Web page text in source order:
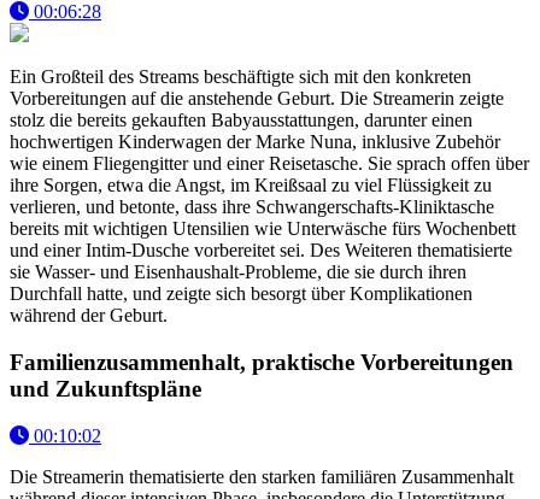
00:06:28
Ein Großteil des Streams beschäftigte sich mit den konkreten
Vorbereitungen auf die anstehende Geburt. Die Streamerin zeigte
stolz die bereits gekauften Babyausstattungen, darunter einen
hochwertigen Kinderwagen der Marke Nuna, inklusive Zubehör
wie einem Fliegengitter und einer Reisetasche. Sie sprach offen über
ihre Sorgen, etwa die Angst, im Kreißsaal zu viel Flüssigkeit zu
verlieren, und betonte, dass ihre Schwangerschafts-Kliniktasche
bereits mit wichtigen Utensilien wie Unterwäsche fürs Wochenbett
und einer Intim-Dusche vorbereitet sei. Des Weiteren thematisierte
sie Wasser- und Eisenhaushalt-Probleme, die sie durch ihren
Durchfall hatte, und zeigte sich besorgt über Komplikationen
während der Geburt.
Familienzusammenhalt, praktische Vorbereitungen
und Zukunftspläne
00:10:02
Die Streamerin thematisierte den starken familiären Zusammenhalt